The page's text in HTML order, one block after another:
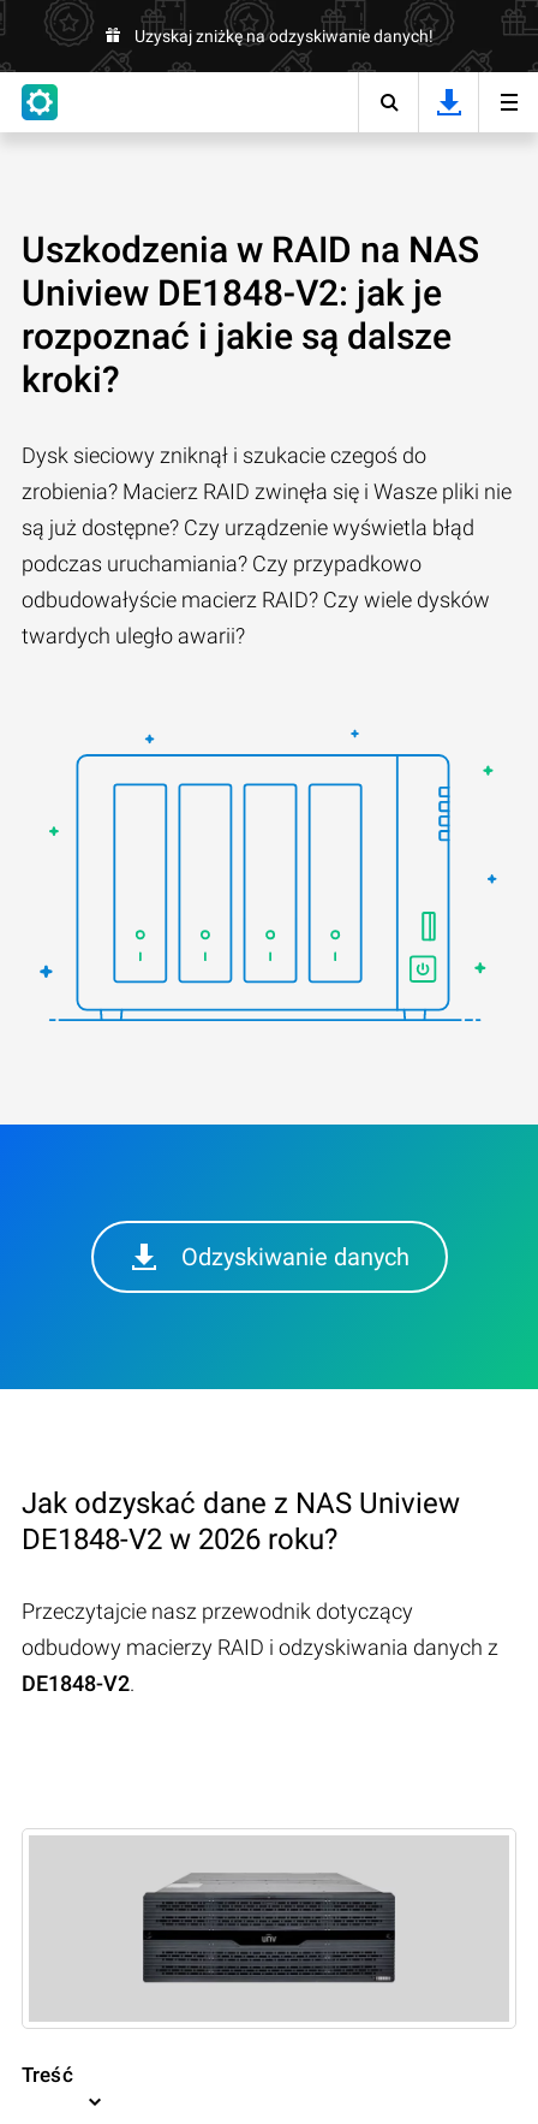
Uzyskaj zniżkę na odzyskiwanie danych!
Uszkodzenia w RAID na NAS
Uniview DE1848-V2: jak je
rozpoznać i jakie są dalsze
kroki?
Dysk sieciowy zniknął i szukacie czegoś do
zrobienia? Macierz RAID zwinęła się i Wasze pliki nie
są już dostępne? Czy urządzenie wyświetla błąd
podczas uruchamiania? Czy przypadkowo
odbudowałyście macierz RAID? Czy wiele dysków
twardych uległo awarii?
Odzyskiwanie danych
Jak odzyskać dane z NAS Uniview
DE1848-V2 w 2026 roku?
Przeczytajcie nasz przewodnik dotyczący
odbudowy macierzy RAID i odzyskiwania danych z
DE1848-V2.
Treść